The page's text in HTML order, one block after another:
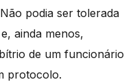
podia ser tolerada
ainda menos,
de um funcionário
protocolo.